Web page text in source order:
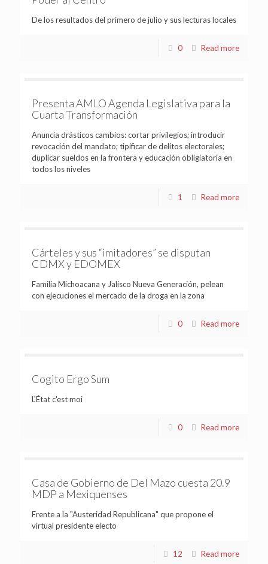
De los resultados del primero de julio y sus lecturas locales
0 Read more
Presenta AMLO Agenda Legislativa para la
Cuarta Transformación
Anuncia drásticos cambios: cortar privilegios; introducir
revocación del mandato; tipificar de delitos electorales;
duplicar sueldos en la frontera y educación obligiatoria en
todos los niveles
1 Read more
Cárteles y sus “imitadores” se disputan
CDMX y EDOMEX
Familia Michoacana y Jalisco Nueva Generación, pelean
con ejecuciones el mercado de la droga en la zona
0 Read more
Cogito Ergo Sum
L'État c'est moi
0 Read more
Casa de Gobierno de Del Mazo cuesta 20.9
MDP a Mexiquenses
Frente a la "Austeridad Republicana" que propone el
virtual presidente electo
12 Read more